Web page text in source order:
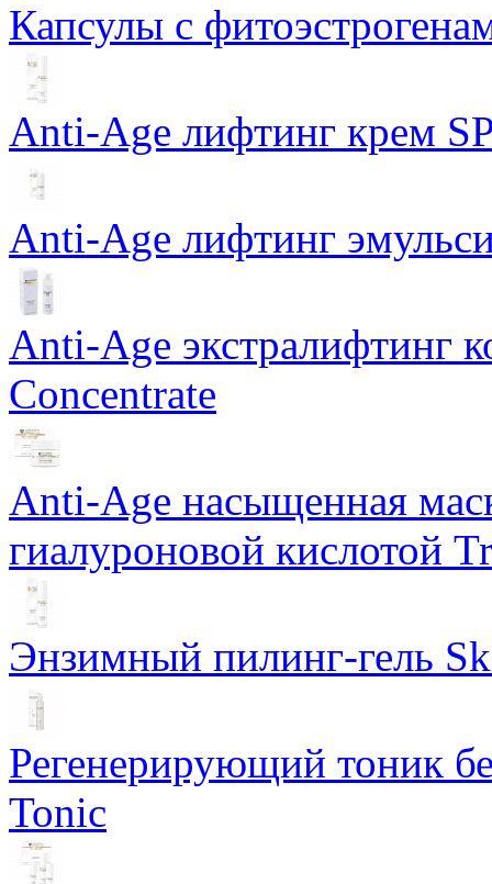
Капсулы с
Anti-Age лифтинг крем
Anti-Age лифтинг
Anti-Age экстралифтинг
Concentrate
Anti-Age насыщенная
гиалуроновой кислотой
Энзимный пилинг-гель
Регенерирующий тоник
Tonic